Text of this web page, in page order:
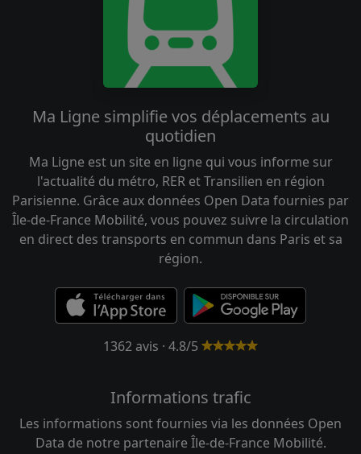
Ma Ligne simplifie vos déplacements au
quotidien
Ma Ligne est un site en ligne qui vous informe sur
l'actualité du métro, RER et Transilien en région
Parisienne. Grâce aux données Open Data fournies par
Île-de-France Mobilité, vous pouvez suivre la circulation
en direct des transports en commun dans Paris et sa
région.
1362 avis · 4.8/5
Informations trafic
Les informations sont fournies via les données Open
Data de notre partenaire Île-de-France Mobilité.